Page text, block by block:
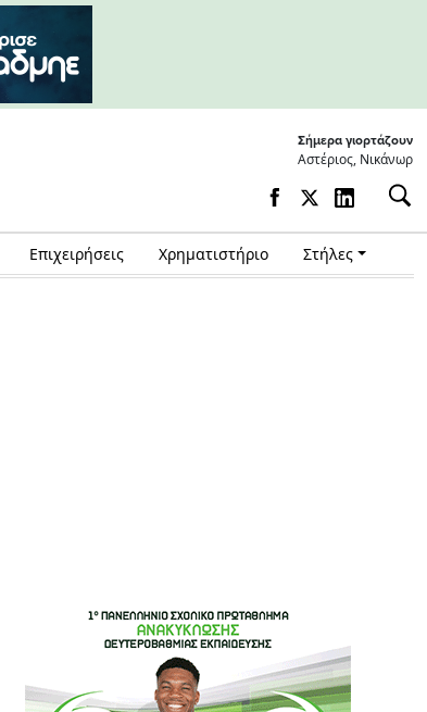
Σήμερα γιορτάζουν
Αστέριος, Νικάνωρ
Επιχειρήσεις Χρηματιστήριο Στήλες